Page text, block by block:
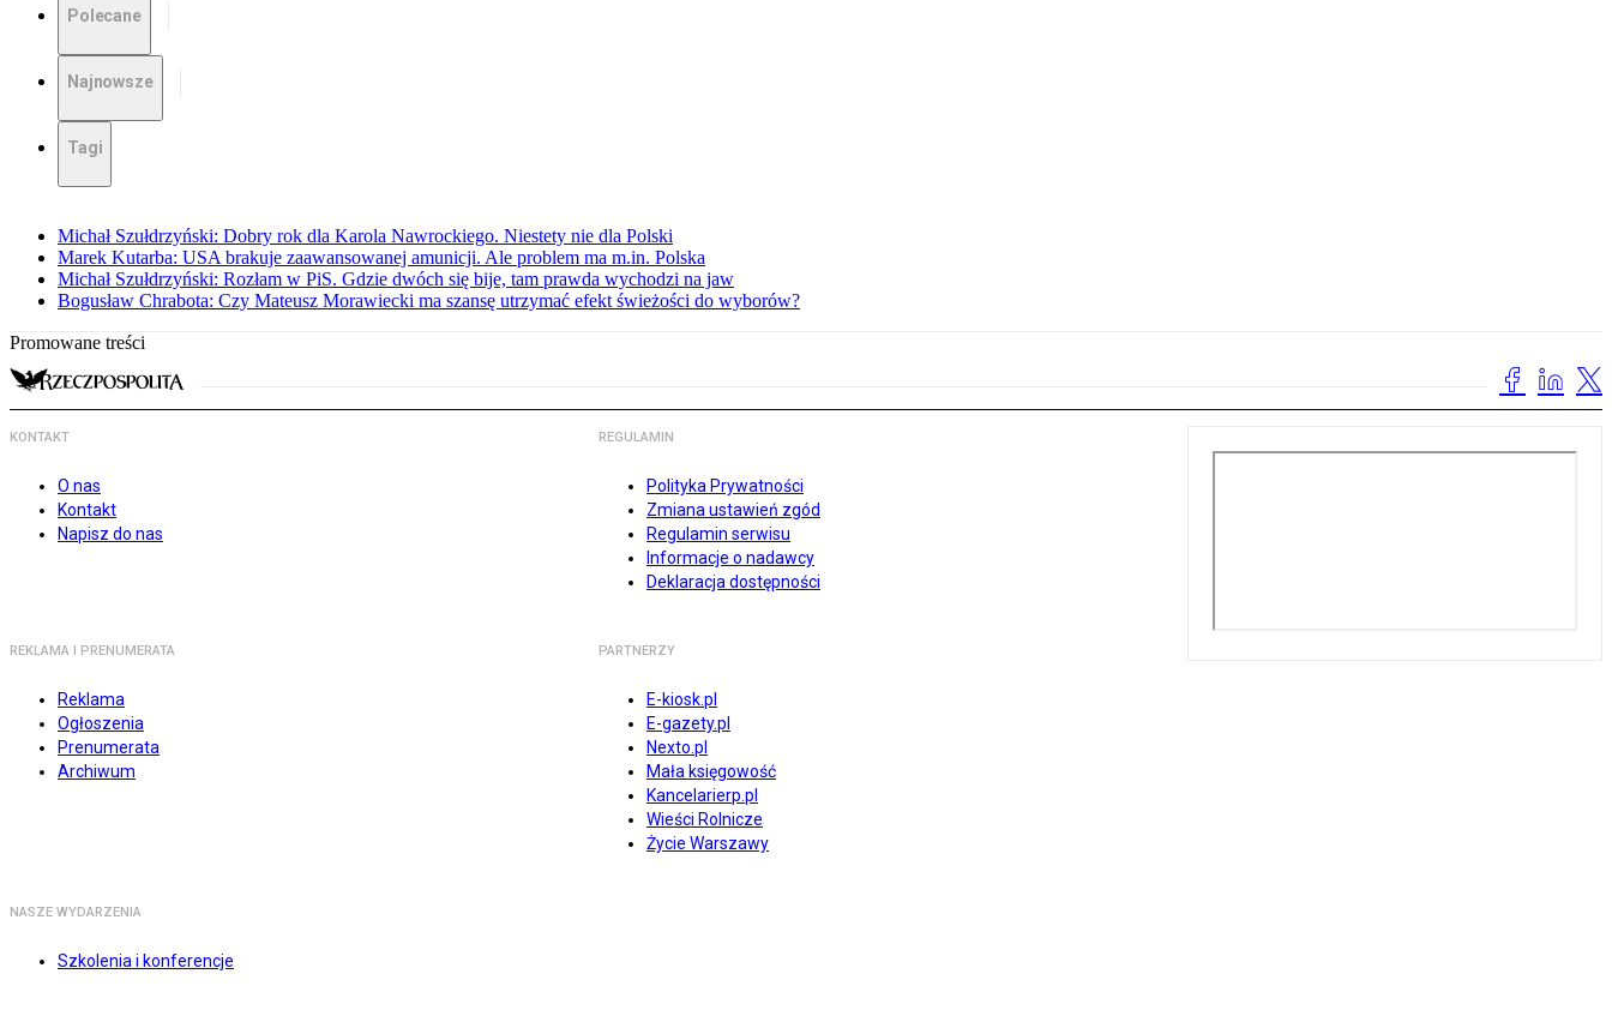
Polecane
Najnowsze
Tagi
Michał Szułdrzyński: Dobry rok dla Karola Nawrockiego. Niestety nie dla Polski
Marek Kutarba: USA brakuje zaawansowanej amunicji. Ale problem ma m.in. Polska
Michał Szułdrzyński: Rozłam w PiS. Gdzie dwóch się bije, tam prawda wychodzi na jaw
Bogusław Chrabota: Czy Mateusz Morawiecki ma szansę utrzymać efekt świeżości do wyborów?
Promowane treści
KONTAKT
O nas
Kontakt
Napisz do nas
REGULAMIN
Polityka Prywatności
Zmiana ustawień zgód
Regulamin serwisu
Informacje o nadawcy
Deklaracja dostępności
REKLAMA I PRENUMERATA
Reklama
Ogłoszenia
Prenumerata
Archiwum
PARTNERZY
E-kiosk.pl
E-gazety.pl
Nexto.pl
Mała księgowość
Kancelarierp.pl
Wieści Rolnicze
Życie Warszawy
NASZE WYDARZENIA
Szkolenia i konferencje